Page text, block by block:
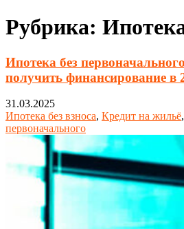
Рубрика:
Ипотека без
получить финансирование в
31.03.2025
Ипотека без взноса, Кредит на жильё,
первоначального